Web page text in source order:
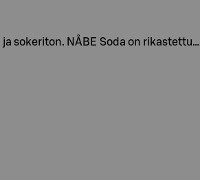
sokeriton. NÅBE Soda on rikastettu…